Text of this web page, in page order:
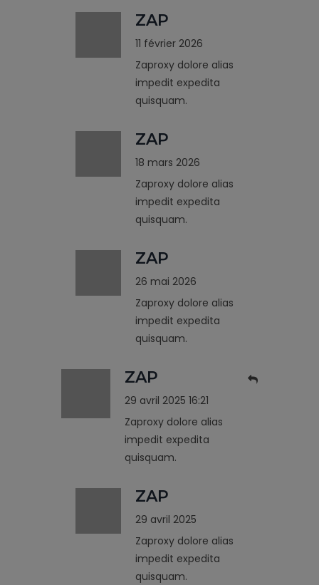
ZAP
11 février 2026
Zaproxy dolore alias
impedit expedita
quisquam.
ZAP
18 mars 2026
Zaproxy dolore alias
impedit expedita
quisquam.
ZAP
26 mai 2026
Zaproxy dolore alias
impedit expedita
quisquam.
ZAP
29 avril 2025 16:21
Zaproxy dolore alias
impedit expedita
quisquam.
ZAP
29 avril 2025
Zaproxy dolore alias
impedit expedita
quisquam.